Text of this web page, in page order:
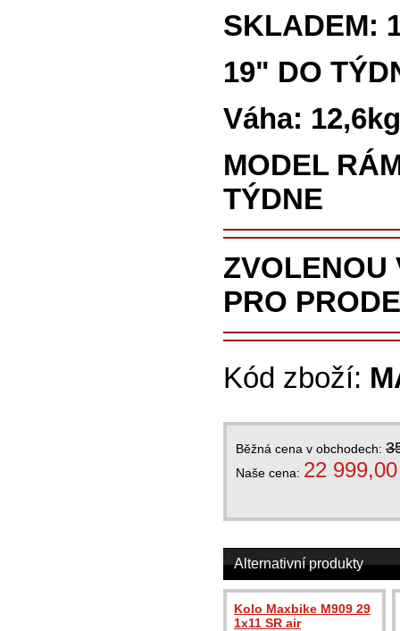
SKLADEM:
19" DO
Váha:
MODEL
TÝDNE
ZVOLENOU
PRO
Kód zboží:
Běžná cena v obchodech:
Naše cena: 22 999,00
Alternativní produkty
Kolo Maxbike M909 29
1x11 SR air